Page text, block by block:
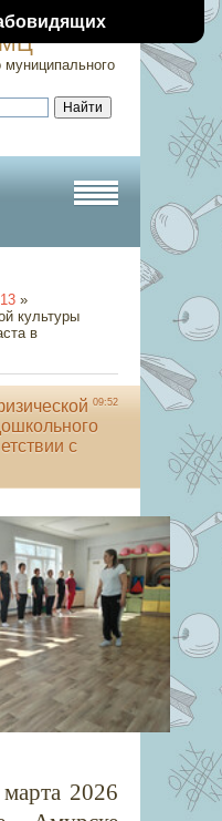
муниципального
13 »
культуры
в
09:52
с
2026